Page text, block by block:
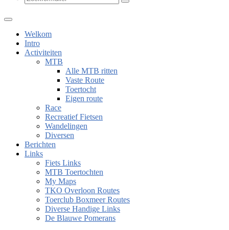
Zoeken
Welkom
Intro
Activiteiten
MTB
Alle MTB ritten
Vaste Route
Toertocht
Eigen route
Race
Recreatief Fietsen
Wandelingen
Diversen
Berichten
Links
Fiets Links
MTB Toertochten
My Maps
TKO Overloon Routes
Toerclub Boxmeer Routes
Diverse Handige Links
De Blauwe Pomerans